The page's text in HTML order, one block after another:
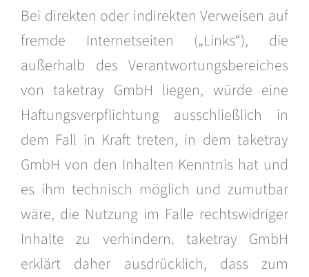
Bei direkten oder indirekten Verweisen auf
fremde Internetseiten („Links“), die
außerhalb des Verantwortungsbereiches
von taketray GmbH liegen, würde eine
Haftungsverpflichtung ausschließlich in
dem Fall in Kraft treten, in dem taketray
GmbH von den Inhalten Kenntnis hat und
es ihm technisch möglich und zumutbar
wäre, die Nutzung im Falle rechtswidriger
Inhalte zu verhindern. taketray GmbH
erklärt daher ausdrücklich, dass zum